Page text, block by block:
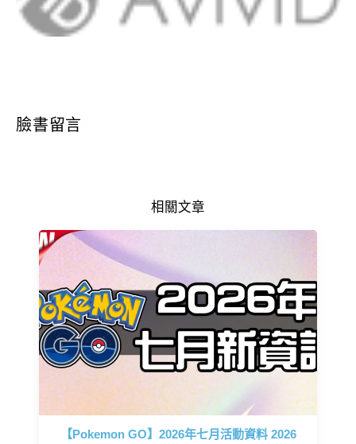
臉書留言
相關文章
【Pokemon GO】2026年七月活動資料 2026